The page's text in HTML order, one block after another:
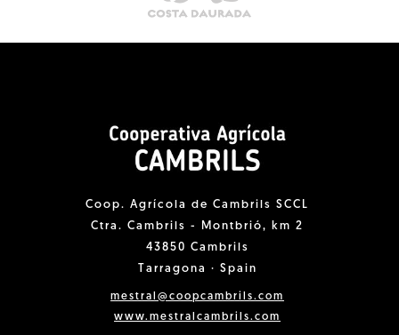
Coop. Agrícola de Cambrils SCCL
Ctra. Cambrils - Montbrió, km 2
43850 Cambrils
Tarragona · Spain
mestral@coopcambrils.com
www.mestralcambrils.com